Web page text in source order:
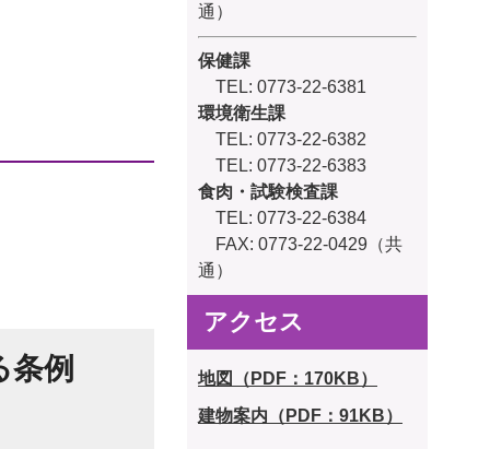
条例
通）
保健課
TEL: 0773-22-6381
環境衛生課
TEL: 0773-22-6382
TEL: 0773-22-6383
食肉・試験検査課
TEL: 0773-22-6384
FAX: 0773-22-0429（共
通）
アクセス
地図（PDF：170KB）
建物案内（PDF：91KB）